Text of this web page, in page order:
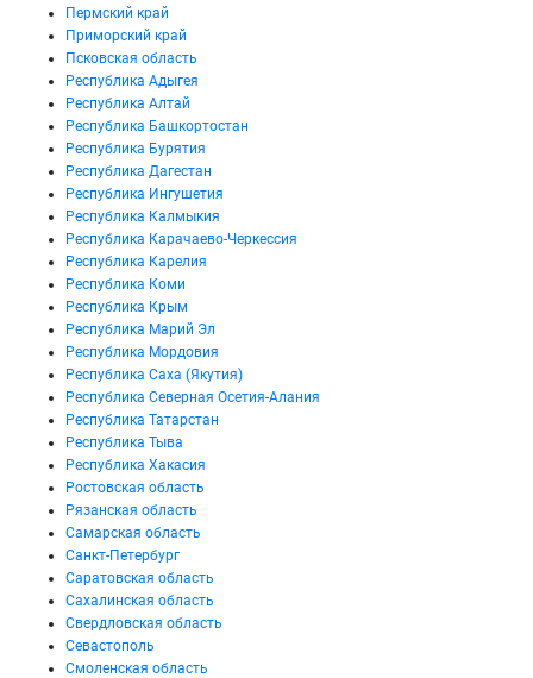
Пермский край
Приморский край
Псковская область
Республика Адыгея
Республика Алтай
Республика Башкортостан
Республика Бурятия
Республика Дагестан
Республика Ингушетия
Республика Калмыкия
Республика Карачаево-Черкессия
Республика Карелия
Республика Коми
Республика Крым
Республика Марий Эл
Республика Мордовия
Республика Саха (Якутия)
Республика Северная Осетия-Алания
Республика Татарстан
Республика Тыва
Республика Хакасия
Ростовская область
Рязанская область
Самарская область
Санкт-Петербург
Саратовская область
Сахалинская область
Свердловская область
Севастополь
Смоленская область